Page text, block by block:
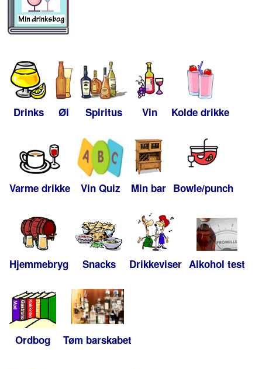
Drinks Øl Spiritus Vin Kolde drikke
Varme drikke Vin Quiz Min bar Bowle/punch
Hjemmebryg Snacks Drikkeviser Alkohol test
Ordbog Tøm barskabet